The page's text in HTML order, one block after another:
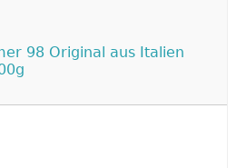
98 Original aus Italien